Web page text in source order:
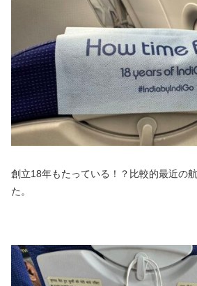
創立18年もたっている！？比較的最近の
た。